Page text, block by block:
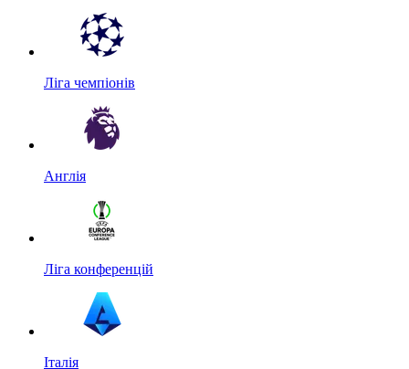
Ліга чемпіонів
Англія
Ліга конференцій
Італія